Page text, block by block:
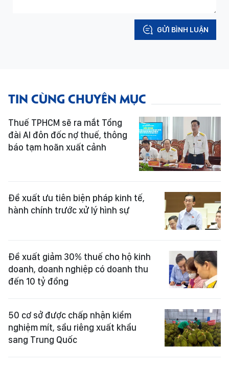
GỬI BÌNH LUẬN
TIN CÙNG CHUYÊN MỤC
Thuế TPHCM sẽ ra mắt Tổng
đài AI đôn đốc nợ thuế, thông
báo tạm hoãn xuất cảnh
Đề xuất ưu tiên biện pháp kinh tế,
hành chính trước xử lý hình sự
Đề xuất giảm 30% thuế cho hộ kinh
doanh, doanh nghiệp có doanh thu
đến 10 tỷ đồng
50 cơ sở được chấp nhận kiểm
nghiệm mít, sầu riêng xuất khẩu
sang Trung Quốc